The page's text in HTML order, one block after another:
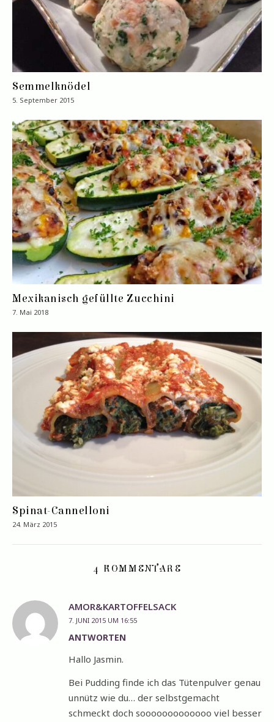
Semmelknödel
5. September 2015
Mexikanisch gefüllte Zucchini
7. Mai 2018
Spinat-Cannelloni
24. März 2015
4 KOMMENTARE
AMOR&KARTOFFELSACK
7. JUNI 2015 UM 16:55
ANTWORTEN
Hallo Jasmin.
Bei Pudding finde ich das Tütenpulver genau
unnütz wie du… der selbstgemacht
schmeckt doch sooooooooooooo viel besser